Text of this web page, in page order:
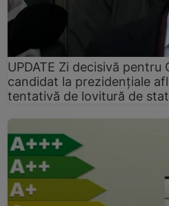
UPDATE Zi decisivă pentru
candidat la prezidențiale
tentativă de lovitură de stat